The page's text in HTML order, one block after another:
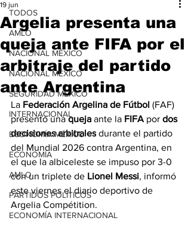
TODOS
AMLO
NACIONAL MÉXICO
NACIONAL MÉXICO
SEGURIDAD MÉXICO
INTERNACIONAL
ECONOMÍA MÉXICO
ECONOMÍA
AMLO
PARTIDOS POLÍTICOS
ECONOMÍA INTERNACIONAL
Argelia presenta una
queja ante FIFA por el
arbitraje del partido
ante Argentina
19 jun
La Federación Argelina de Fútbol (FAF)
presentó una queja ante la FIFA por dos
decisiones arbitrales durante el partido
del Mundial 2026 contra Argentina, en
el que la albiceleste se impuso por 3-0
con un triplete de Lionel Messi, informó
este viernes el diario deportivo de
Argelia Compétition.